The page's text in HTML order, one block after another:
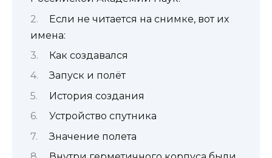
Если не читается на снимке, вот их
имена:
Как создавался
Запуск и полёт
История создания
Устройство спутника
Значение полета